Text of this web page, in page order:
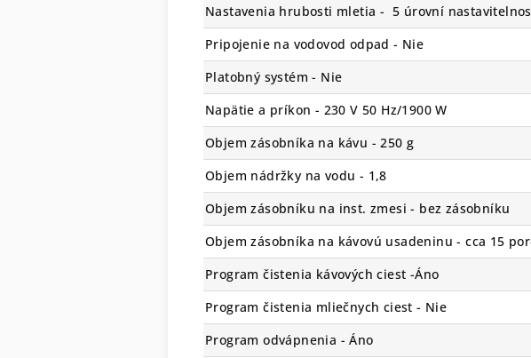
Nastavenia hrubosti mletia - 5 úrovní
Pripojenie na vodovod odpad - Nie
Platobný systém - Nie
Napätie a príkon - 230 V 50 Hz/1900 W
Objem zásobníka na kávu - 250 g
Objem nádržky na vodu - 1,8
Objem zásobníku na inst. zmesi - bez zásobníku
Objem zásobníka na kávovú usadeninu - cca 15
Program čistenia kávových ciest -Áno
Program čistenia mliečnych ciest - Nie
Program odvápnenia - Áno